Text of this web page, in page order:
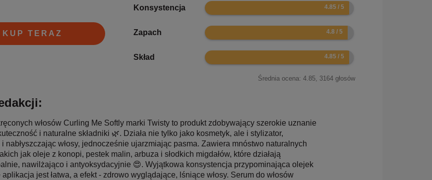
KUP TERAZ
Konsystencja 9.7
Zapach 9.6
Skład 9.7
Średnia ocena: 4.85, 3164 głosów
włosów Curling Me Softly marki Twisty to produkt zdobywający szerokie uznanie
i naturalne składniki 🌿. Działa nie tylko jako kosmetyk, ale i stylizator,
nabłyszczając włosy, jednocześnie ujarzmiając pasma. Zawiera mnóstwo naturalnych
jak oleje z konopi, pestek malin, arbuza i słodkich migdałów, które działają
nawilżająco i antyoksydacyjnie 😍. Wyjątkowa konsystencja przypominająca olejek
jest łatwa, a efekt - zdrowo wyglądające, lśniące włosy. Serum do włosów